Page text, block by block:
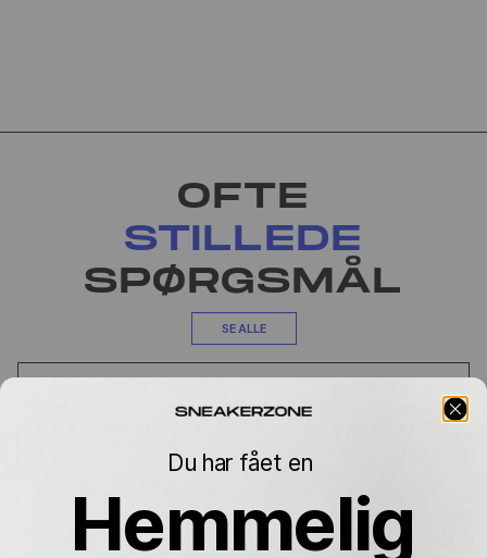
OFTE
STILLEDE
SPØRGSMÅL
SE ALLE
HVOR LANG ER LEVERINGSTIDEN?
HVORFOR VARIERER PRISEN MELLEM
STØRRELSERNE?
Du har fået en
Hemmelig